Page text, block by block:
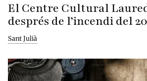
El Centre Cultural
després de l’incendi del
Sant Julià